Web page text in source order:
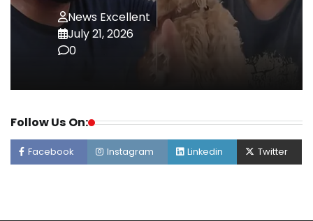
News Excellent
July 21, 2026
0
Follow Us On:
Facebook Instagram Linkedin Twitter